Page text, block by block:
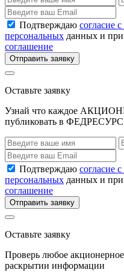
Подтверждаю согласие
персональных данных и
соглашение
Отправить заявку
Оставьте заявку
Узнай что каждое
публиковать в
Подтверждаю согласие
персональных данных и
соглашение
Отправить заявку
Оставьте заявку
Проверь любое
раскрытии информации